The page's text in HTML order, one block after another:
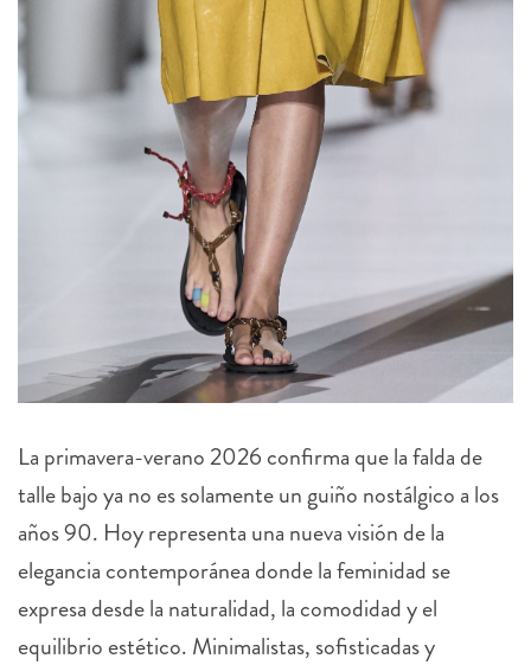
La primavera-verano 2026 confirma que la falda de
talle bajo ya no es solamente un guiño nostálgico a los
años 90. Hoy representa una nueva visión de la
elegancia contemporánea donde la feminidad se
expresa desde la naturalidad, la comodidad y el
equilibrio estético. Minimalistas, sofisticadas y